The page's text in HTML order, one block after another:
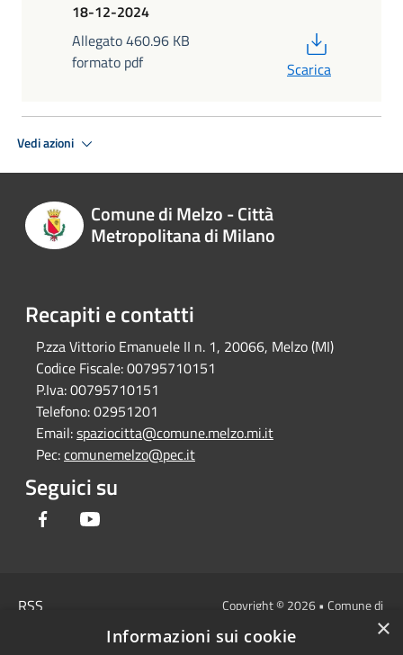
18-12-2024
Allegato 460.96 KB
formato pdf
Scarica
Vedi azioni
Comune di Melzo - Città
Metropolitana di Milano
Recapiti e contatti
P.zza Vittorio Emanuele II n. 1, 20066, Melzo (MI)
Codice Fiscale:00795710151
P.Iva:00795710151
Telefono:02951201
Email:spaziocitta@comune.melzo.mi.it
Pec:comunemelzo@pec.it
Seguici su
Facebook
RSS
Copyright © 2026 • Comune di
Melzo - Città Metropolitana di
Milano • Powered by
×
Informazioni sui cookie